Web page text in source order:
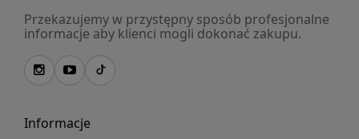
Przekazujemy w przystępny sposób profesjonalne
informacje aby klienci mogli dokonać zakupu.
Informacje